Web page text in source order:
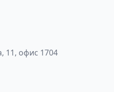
11, офис 1704